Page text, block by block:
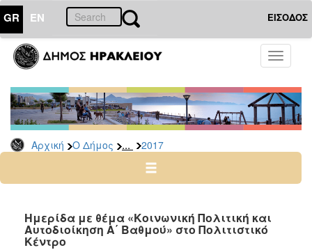
GR EN ΕΙΣΟΔΟΣ
Toggle
Αρχική Ο Δήμος ... 2017
ΔΗΜΟΣ
Δελτία
Τύπου
Αρχείο
2026
2024
2022
Ημερίδα με θέμα «Κοινωνική Πολιτική και
Αυτοδιοίκηση Α΄ Βαθμού» στο Πολιτιστικό
Κέντρο